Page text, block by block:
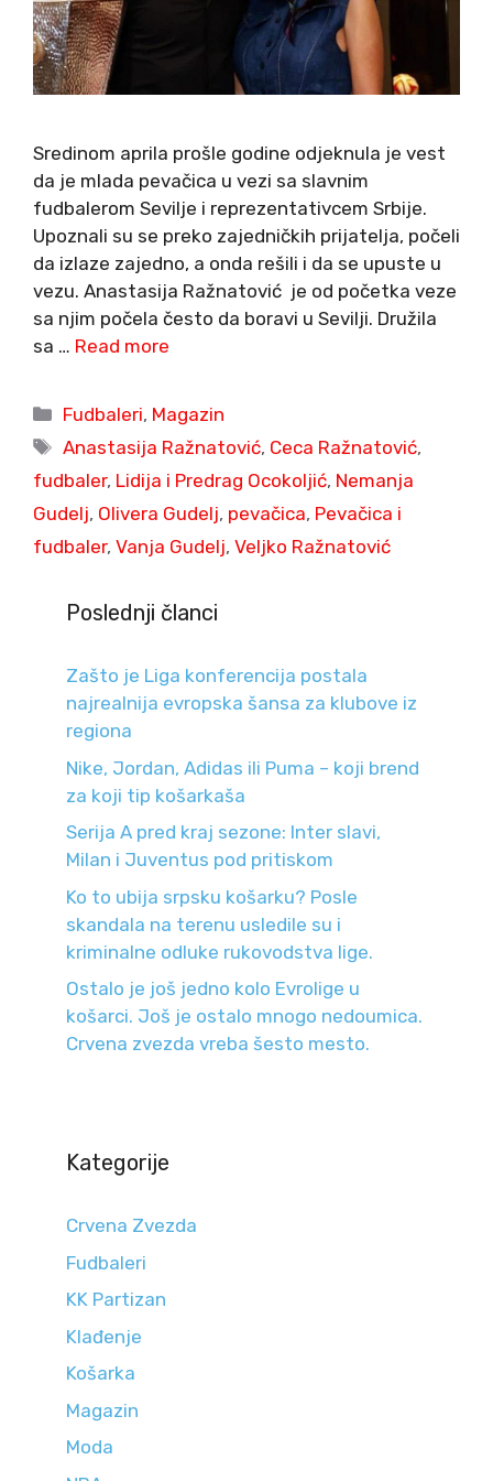
Sredinom aprila prošle godine odjeknula je vest
da je mlada pevačica u vezi sa slavnim
fudbalerom Sevilje i reprezentativcem Srbije.
Upoznali su se preko zajedničkih prijatelja, počeli
da izlaze zajedno, a onda rešili i da se upuste u
vezu. Anastasija Ražnatović je od početka veze
sa njim počela često da boravi u Sevilji. Družila
sa … Read more
Categories
Fudbaleri, Magazin
Tags
Anastasija Ražnatović, Ceca Ražnatović,
fudbaler, Lidija i Predrag Ocokoljić, Nemanja
Gudelj, Olivera Gudelj, pevačica, Pevačica i
fudbaler, Vanja Gudelj, Veljko Ražnatović
Poslednji članci
Zašto je Liga konferencija postala
najrealnija evropska šansa za klubove iz
regiona
Nike, Jordan, Adidas ili Puma – koji brend
za koji tip košarkaša
Serija A pred kraj sezone: Inter slavi,
Milan i Juventus pod pritiskom
Ko to ubija srpsku košarku? Posle
skandala na terenu usledile su i
kriminalne odluke rukovodstva lige.
Ostalo je još jedno kolo Evrolige u
košarci. Još je ostalo mnogo nedoumica.
Crvena zvezda vreba šesto mesto.
Kategorije
Crvena Zvezda
Fudbaleri
KK Partizan
Klađenje
Košarka
Magazin
Moda